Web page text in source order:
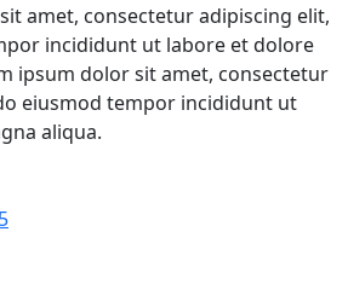
amet, consectetur adipiscing elit,
incididunt ut labore et dolore
ipsum dolor sit amet, consectetur
eiusmod tempor incididunt ut
aliqua.